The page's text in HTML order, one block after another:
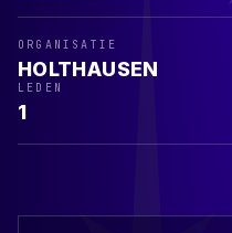
ORGANISATIE
HOLTHAUSEN
LEDEN
1